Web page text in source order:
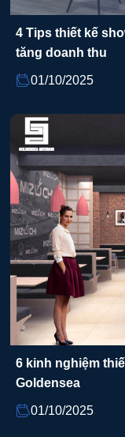
4 Tips thiết kế
tăng doanh thu
01/10/2025
6 kinh nghiệm
Goldensea
01/10/2025